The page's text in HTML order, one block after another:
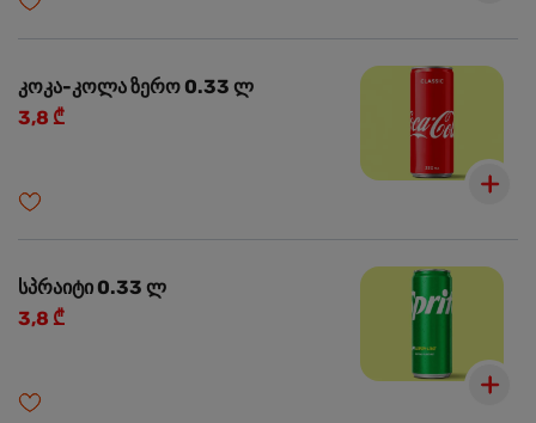
კოკა-კოლა ზერო 0.33 ლ
3,8 ₾
სპრაიტი 0.33 ლ
3,8 ₾